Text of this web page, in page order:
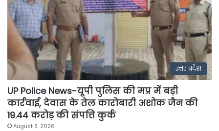
उत्तर प्रदेश
UP Police News-यूपी पुलिस की मप्र में बड़ी
कार्रवाई, देवास के तेल कारोबारी अशोक जैन की
19.44 करोड़ की संपत्ति कुर्क
August 8, 2026